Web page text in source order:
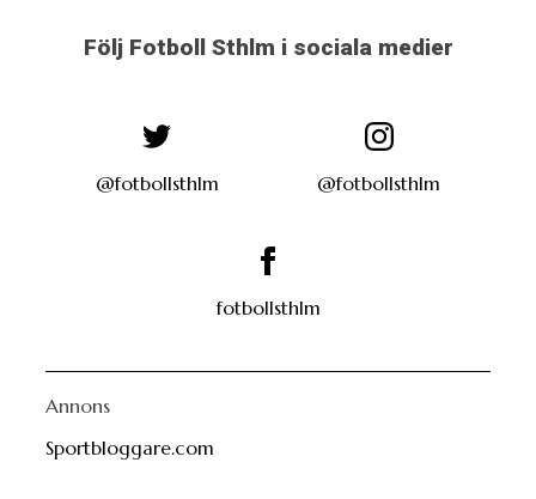
Följ Fotboll Sthlm i sociala medier
@fotbollsthlm @fotbollsthlm
fotbollsthlm
Annons
Sportbloggare.com